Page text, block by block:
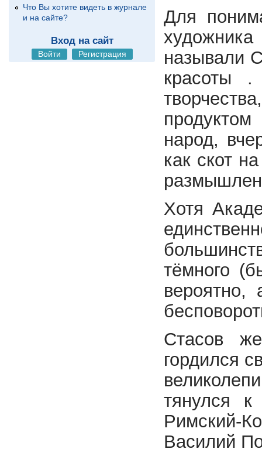
Что Вы хотите видеть в журнале
и на сайте?
Вход на сайт
Войти Регистрация
Для
называли
красоты .
народ,
как скот
Хотя
тёмного
вероятно,
Стасов
гордился
тянулся к
Римский-
Василий